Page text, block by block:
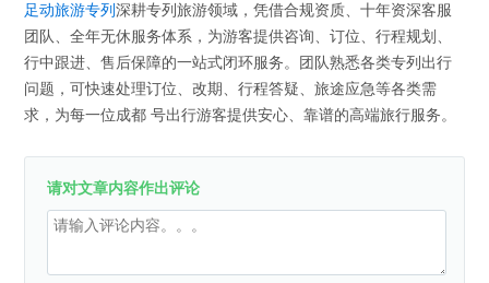
足动旅游专列深耕专列旅游领域，凭借合规资质、十年资深客服
团队、全年无休服务体系，为游客提供咨询、订位、行程规划、
行中跟进、售后保障的一站式闭环服务。团队熟悉各类专列出行
问题，可快速处理订位、改期、行程答疑、旅途应急等各类需
求，为每一位成都 号出行游客提供安心、靠谱的高端旅行服务。
请对文章内容作出评论